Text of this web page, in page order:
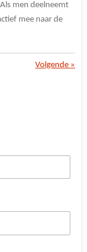
men deelneemt
mee naar de
Volgende »